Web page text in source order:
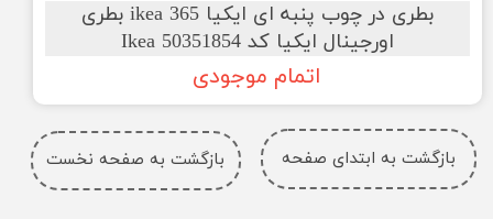
بطری در چوب پنبه ای ایکیا ikea 365 بطری
اورجینال ایکیا کد Ikea 50351854
اتمام موجودی
بازگشت به صفحه نخست بازگشت به ابتدای صفحه